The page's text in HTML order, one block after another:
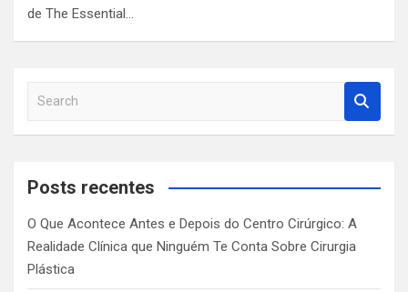
de The Essential…
a
c
Posts recentes
O Que Acontece Antes e Depois do Centro Cirúrgico: A
Realidade Clínica que Ninguém Te Conta Sobre Cirurgia
Plástica